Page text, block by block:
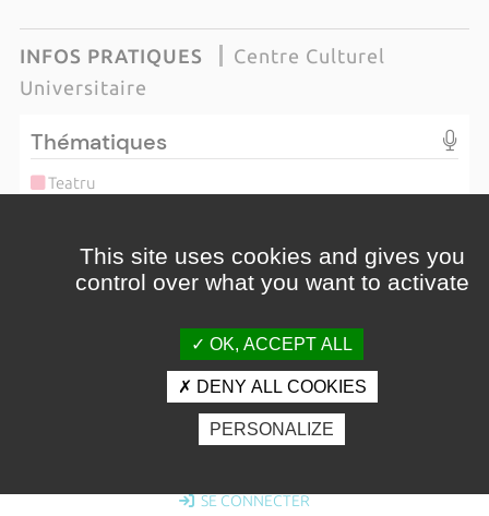
INFOS PRATIQUES
Centre Culturel
Universitaire
Thématiques
Teatru
Stonda
Voce in campu
Tous ces rendez-vous se déroulent au Spaziu universitariu
SE CONNECTER
This site uses cookies and gives you
control over what you want to activate
OK, ACCEPT ALL
DENY ALL COOKIES
PERSONALIZE